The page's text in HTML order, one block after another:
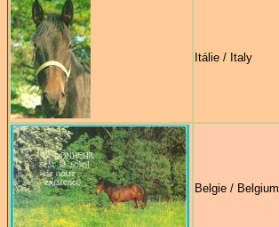
Itálie / Italy
Belgie / Belgium